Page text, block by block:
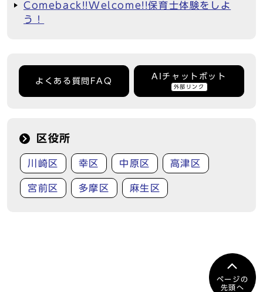
Comeback!!Welcome!!保育士体験をしよ
う！
よくある質問FAQ
AIチャットボット
外部リンク
区役所
川崎区 幸区 中原区 高津区
宮前区 多摩区 麻生区
ページの
先頭へ